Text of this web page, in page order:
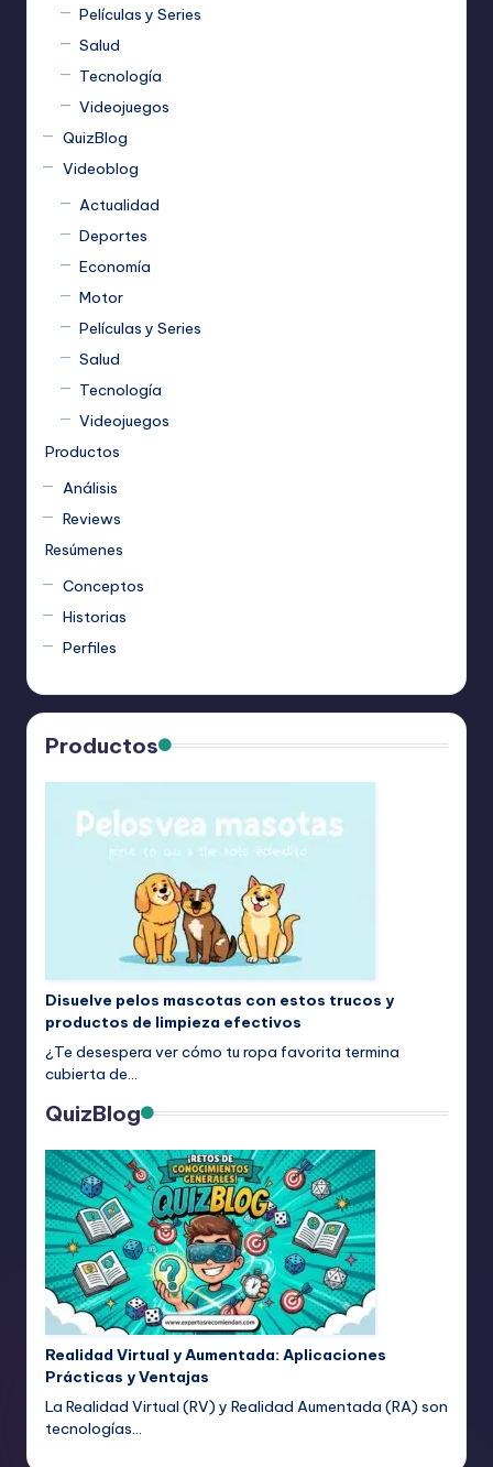
Películas y Series
Salud
Tecnología
Videojuegos
QuizBlog
Videoblog
Actualidad
Deportes
Economía
Motor
Películas y Series
Salud
Tecnología
Videojuegos
Productos
Análisis
Reviews
Resúmenes
Conceptos
Historias
Perfiles
Productos
Disuelve pelos mascotas con estos trucos y
productos de limpieza efectivos
¿Te desespera ver cómo tu ropa favorita termina
cubierta de…
QuizBlog
Realidad Virtual y Aumentada: Aplicaciones
Prácticas y Ventajas
La Realidad Virtual (RV) y Realidad Aumentada (RA) son
tecnologías…